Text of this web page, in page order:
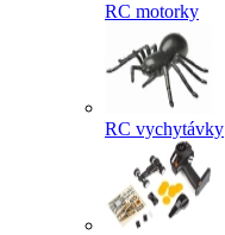
RC motorky
RC vychytávky